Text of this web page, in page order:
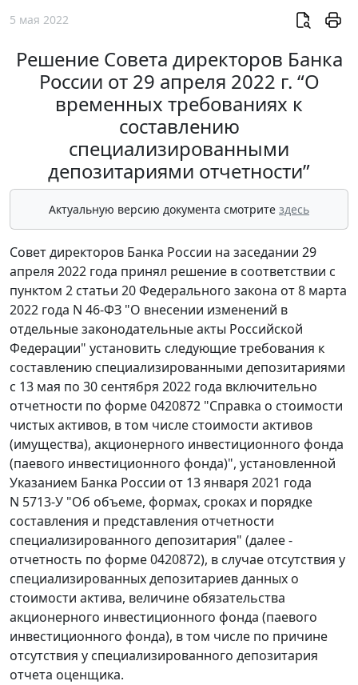
5 мая 2022
Решение Совета директоров Банка
России от 29 апреля 2022 г. “О
временных требованиях к
составлению
специализированными
депозитариями отчетности”
Актуальную версию документа смотрите здесь
Совет директоров Банка России на заседании 29
апреля 2022 года принял решение в соответствии с
пунктом 2 статьи 20 Федерального закона от 8 марта
2022 года N 46-ФЗ "О внесении изменений в
отдельные законодательные акты Российской
Федерации" установить следующие требования к
составлению специализированными депозитариями
с 13 мая по 30 сентября 2022 года включительно
отчетности по форме 0420872 "Справка о стоимости
чистых активов, в том числе стоимости активов
(имущества), акционерного инвестиционного фонда
(паевого инвестиционного фонда)", установленной
Указанием Банка России от 13 января 2021 года
N 5713-У "Об объеме, формах, сроках и порядке
составления и представления отчетности
специализированного депозитария" (далее -
отчетность по форме 0420872), в случае отсутствия у
специализированных депозитариев данных о
стоимости актива, величине обязательства
акционерного инвестиционного фонда (паевого
инвестиционного фонда), в том числе по причине
отсутствия у специализированного депозитария
отчета оценщика.